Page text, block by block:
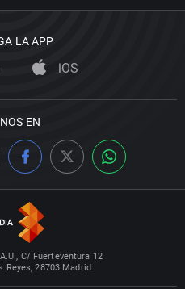
LA APP
iOS
EN
C/ Fuerteventura 12
Reyes, 28703 Madrid